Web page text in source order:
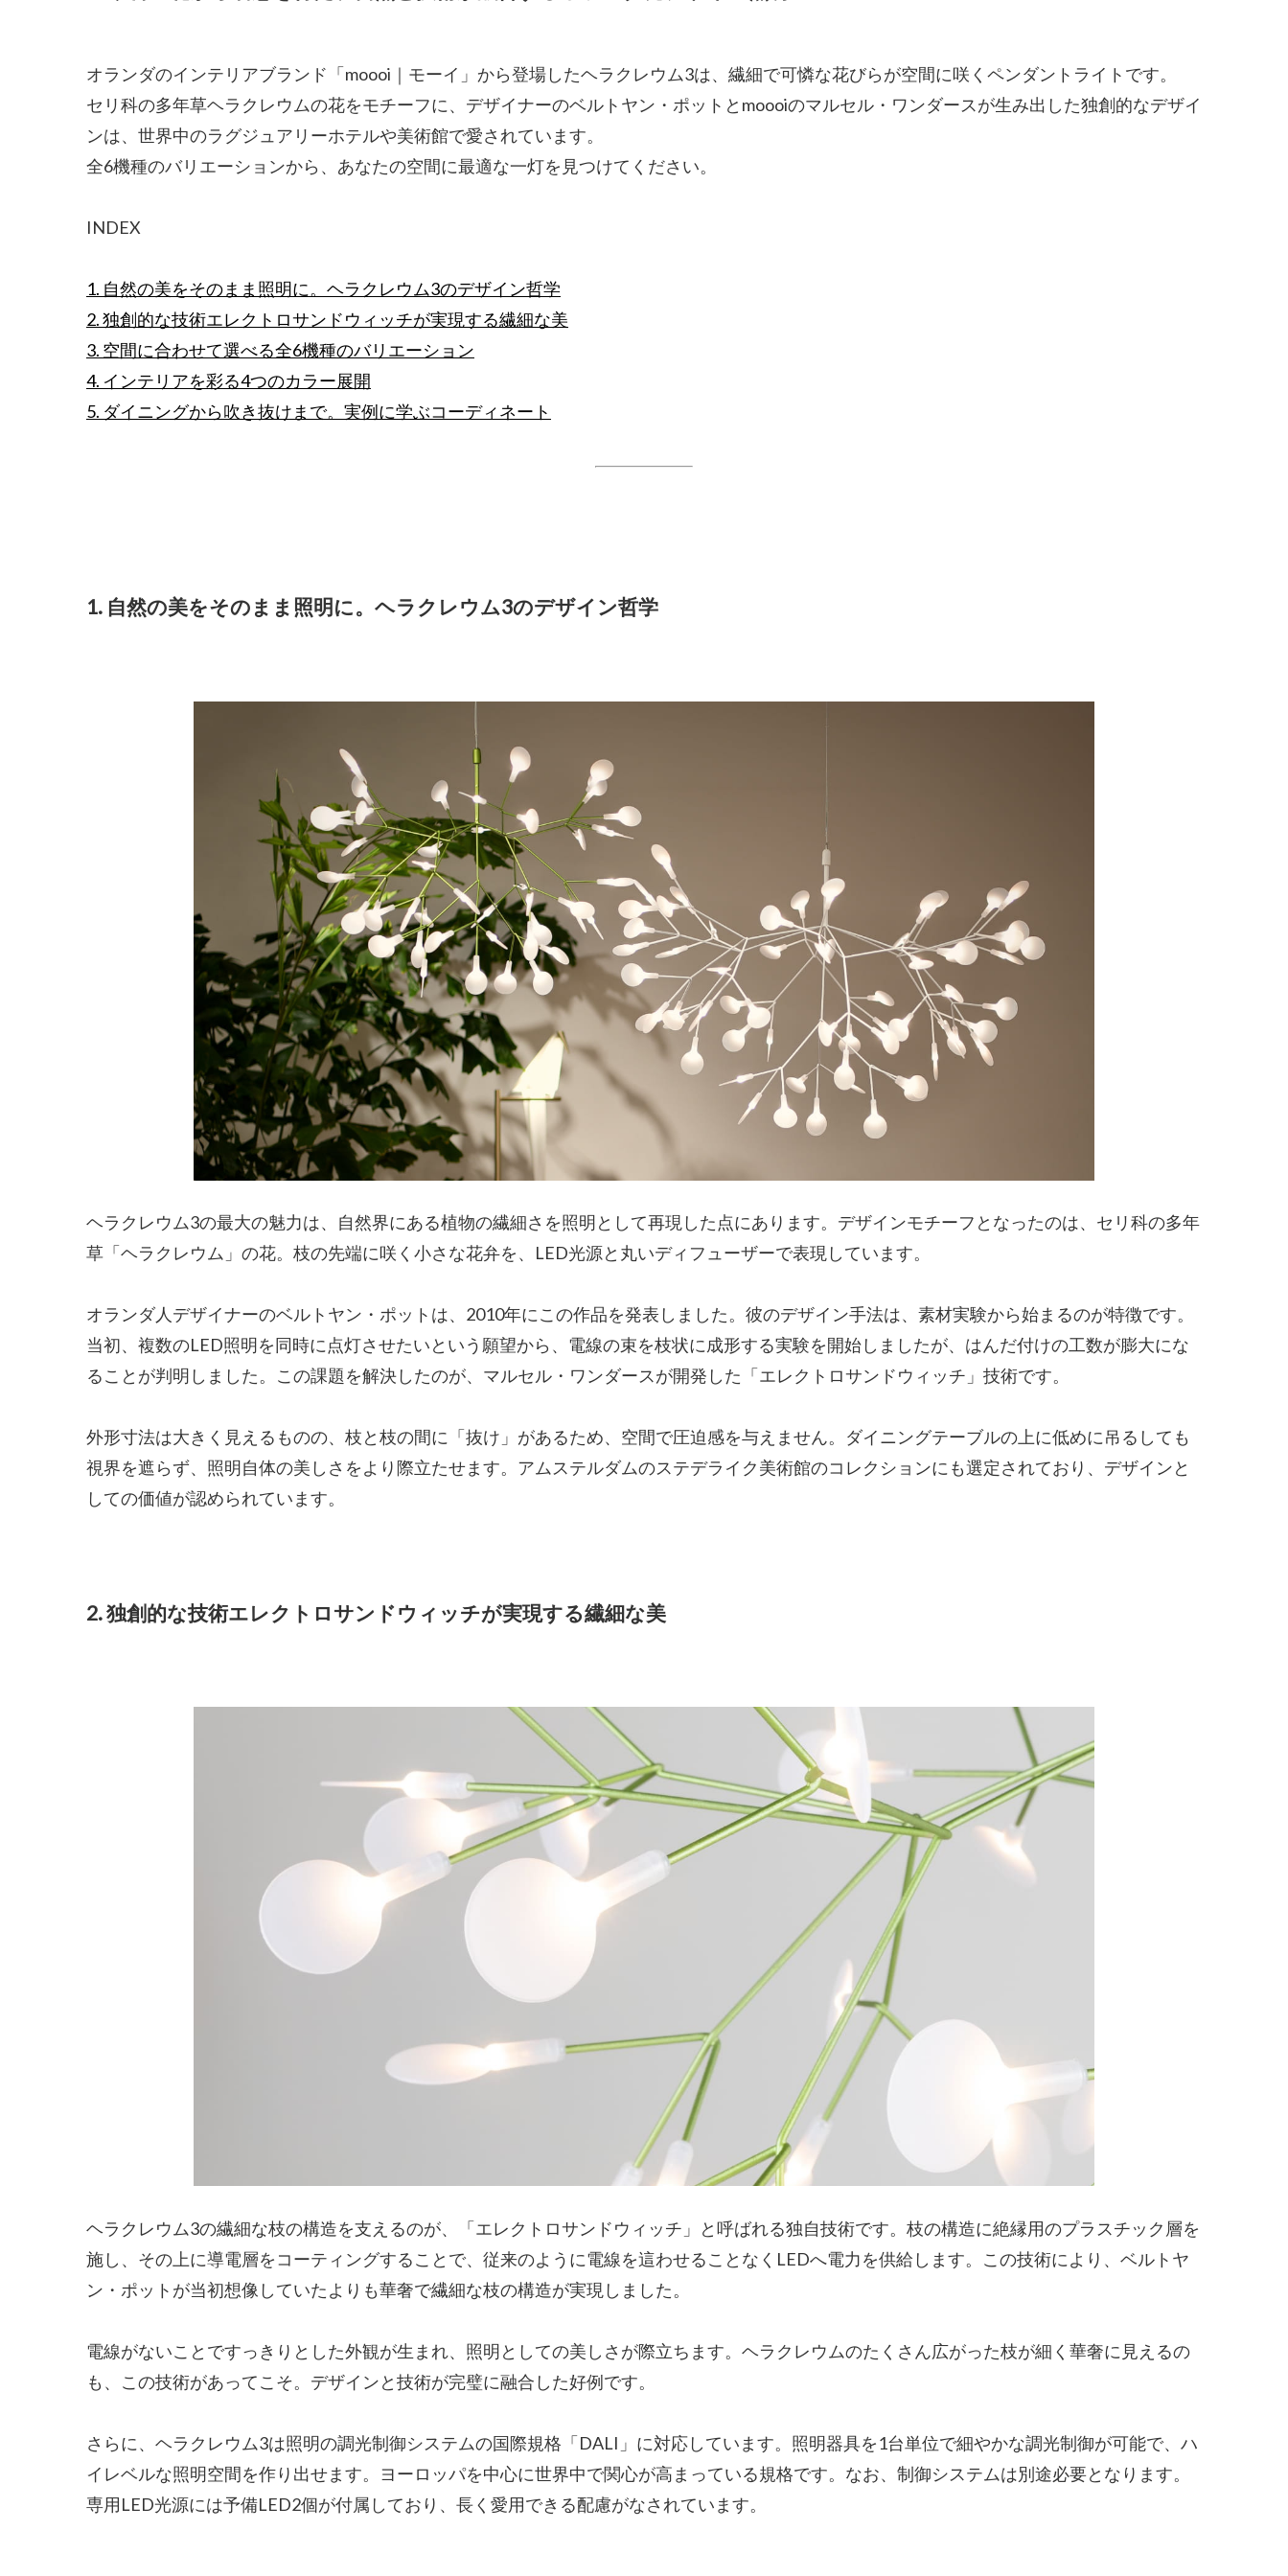
オランダのインテリアブランド「moooi｜モーイ」から登場したヘラクレウム3は、繊細で可憐な花びらが空間に咲くペンダントライトです。
セリ科の多年草ヘラクレウムの花をモチーフに、デザイナーのベルトヤン・ポットとmoooiのマルセル・ワンダースが生み出した独創的なデザイ
ンは、世界中のラグジュアリーホテルや美術館で愛されています。
全6機種のバリエーションから、あなたの空間に最適な一灯を見つけてください。
INDEX
1. 自然の美をそのまま照明に。ヘラクレウム3のデザイン哲学
2. 独創的な技術エレクトロサンドウィッチが実現する繊細な美
3. 空間に合わせて選べる全6機種のバリエーション
4. インテリアを彩る4つのカラー展開
5. ダイニングから吹き抜けまで。実例に学ぶコーディネート
1. 自然の美をそのまま照明に。ヘラクレウム3のデザイン哲学
ヘラクレウム3の最大の魅力は、自然界にある植物の繊細さを照明として再現した点にあります。デザインモチーフとなったのは、セリ科の多年
草「ヘラクレウム」の花。枝の先端に咲く小さな花弁を、LED光源と丸いディフューザーで表現しています。
オランダ人デザイナーのベルトヤン・ポットは、2010年にこの作品を発表しました。彼のデザイン手法は、素材実験から始まるのが特徴です。
当初、複数のLED照明を同時に点灯させたいという願望から、電線の束を枝状に成形する実験を開始しましたが、はんだ付けの工数が膨大にな
ることが判明しました。この課題を解決したのが、マルセル・ワンダースが開発した「エレクトロサンドウィッチ」技術です。
外形寸法は大きく見えるものの、枝と枝の間に「抜け」があるため、空間で圧迫感を与えません。ダイニングテーブルの上に低めに吊るしても
視界を遮らず、照明自体の美しさをより際立たせます。アムステルダムのステデライク美術館のコレクションにも選定されており、デザインと
しての価値が認められています。
2. 独創的な技術エレクトロサンドウィッチが実現する繊細な美
ヘラクレウム3の繊細な枝の構造を支えるのが、「エレクトロサンドウィッチ」と呼ばれる独自技術です。枝の構造に絶縁用のプラスチック層を
施し、その上に導電層をコーティングすることで、従来のように電線を這わせることなくLEDへ電力を供給します。この技術により、ベルトヤ
ン・ポットが当初想像していたよりも華奢で繊細な枝の構造が実現しました。
電線がないことですっきりとした外観が生まれ、照明としての美しさが際立ちます。ヘラクレウムのたくさん広がった枝が細く華奢に見えるの
も、この技術があってこそ。デザインと技術が完璧に融合した好例です。
さらに、ヘラクレウム3は照明の調光制御システムの国際規格「DALI」に対応しています。照明器具を1台単位で細やかな調光制御が可能で、ハ
イレベルな照明空間を作り出せます。ヨーロッパを中心に世界中で関心が高まっている規格です。なお、制御システムは別途必要となります。
専用LED光源には予備LED2個が付属しており、長く愛用できる配慮がなされています。